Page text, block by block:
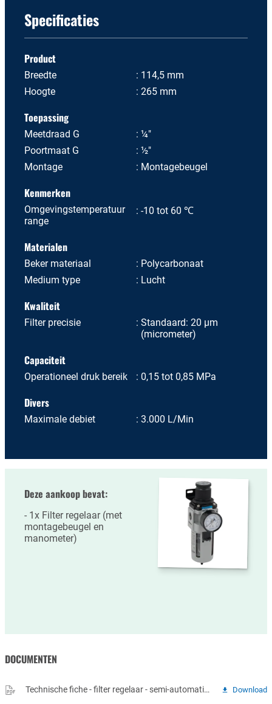
Specificaties
Product
Breedte
114,5 mm
Hoogte
265 mm
Toepassing
Meetdraad G
¼"
Poortmaat G
½"
Montage
Montagebeugel
Kenmerken
Omgevingstemperatuur
range
-10 tot 60 ℃
Materialen
Beker materiaal
Polycarbonaat
Medium type
Lucht
Kwaliteit
Filter precisie
Standaard: 20 µm
(micrometer)
Capaciteit
Operationeel druk bereik 0,15 tot 0,85 MPa
Divers
Maximale debiet 3.000 L/Min
Deze aankoop bevat:
1x Filter regelaar (met
montagebeugel en
manometer)
DOCUMENTEN
Technische fiche - filter regelaar - semi-automatische aftap Download